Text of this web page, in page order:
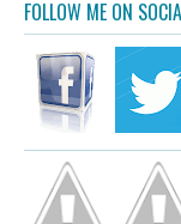
FOLLOW ME ON